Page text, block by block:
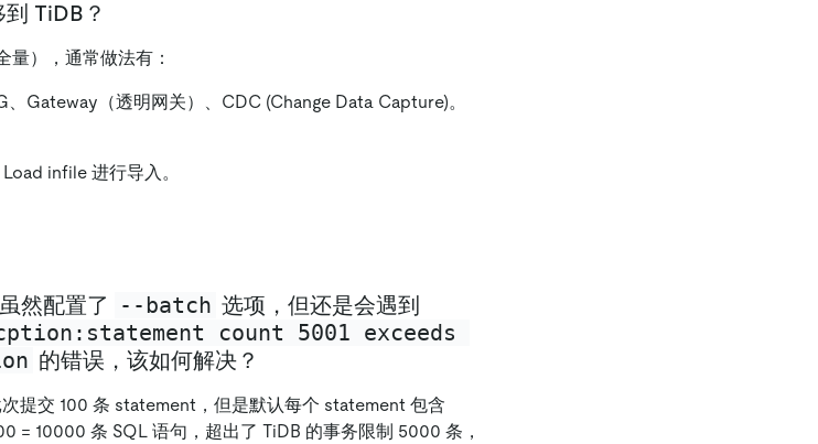
TiDB？
量），通常做法有：
Gateway（透明网关）、CDC (Change Data Capture)。
infile 进行导入。
然配置了 --batch 选项，但还是会遇到
count 5001 exceeds
的错误，该如何解决？
提交 100 条 statement，但是默认每个 statement 包含
= 10000 条 SQL 语句，超出了 TiDB 的事务限制 5000 条，